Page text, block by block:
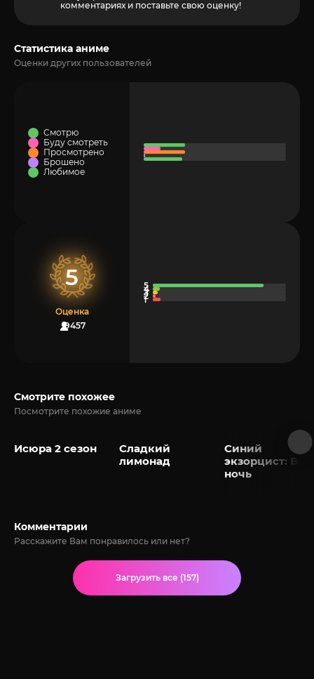
комментариях и поставьте свою оценку!
Статистика аниме
Оценки других пользователей
Смотрю
Буду смотреть
Просмотрено
Брошено
Любимое
5
Оценка
9457
Смотрите похожее
Посмотрите похожие аниме
Исюра 2 сезон
Сладкий
лимонад
Синий
экзорцист: Вся
ночь
Комментарии
Расскажите Вам понравилось или нет?
Загрузить все (157)